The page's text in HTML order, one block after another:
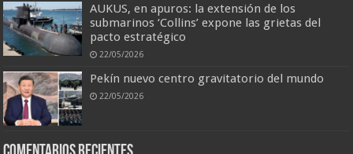
AUKUS, en apuros: la extensión de los
submarinos ‘Collins’ expone las grietas del
pacto estratégico
22/05/2026
Pekín nuevo centro gravitatorio del mundo
22/05/2026